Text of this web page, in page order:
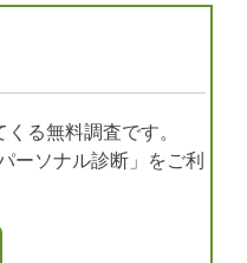
る無料調査です。
ーソナル診断」をご利